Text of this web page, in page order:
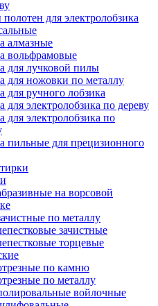
для электролобзика
алмазные
вольфрамовые
для лучковой пилы
для ножовки по металлу
для ручного лобзика
для электролобзика по дереву
для электролобзика по
пильные для прецизионного
на ворсовой
по металлу
зачистные
торцевые
по камню
по металлу
войлочные